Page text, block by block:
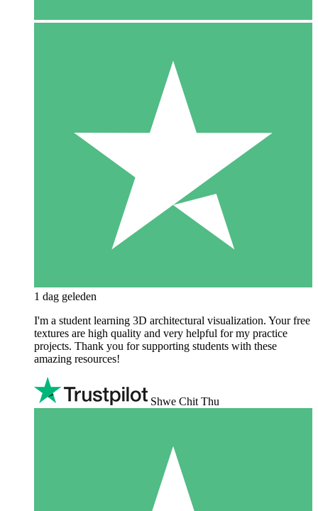
1 dag geleden
I'm a student learning 3D architectural visualization. Your free
textures are high quality and very helpful for my practice
projects. Thank you for supporting students with these
amazing resources!
Shwe Chit Thu